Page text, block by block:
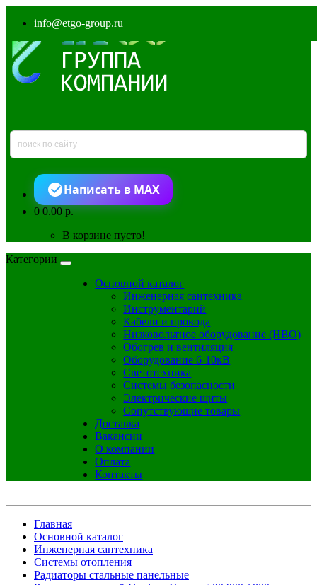
info@etgo-group.ru
Написать в MAX
00.00 р.
В корзине пусто!
Категории
Основной каталог
Инженерная сантехника
Инструментарий
Кабели и провода
Низковольтное оборудование (НВО)
Обогрев и вентиляция
Оборудование 6-10кВ
Светотехника
Системы безопасности
Электрические щиты
Сопутствующие товары
Доставка
Вакансии
О компании
Оплата
Контакты
Главная
Основной каталог
Инженерная сантехника
Системы отопления
Радиаторы стальные панельные